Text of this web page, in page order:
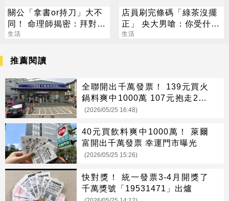
關公「拿書or持刀」大不
同！ 命理師揭密：拜對大
加分、拜錯恐虧本
生活
店員刷完條碼「綠茶沒擺
正」 央大男嗆：你受什麼
教育？
生活
推薦閱讀
全聯開出千萬發票！ 139元買火
鍋料爽中1000萬 107元抱走200
萬
(2026/05/25 16:48)
40元買飲料爽中1000萬！ 萊爾
富開出千萬發票 幸運門市曝光
(2026/05/25 15:26)
快對獎！ 統一發票3-4月開獎了
千萬獎號「19531471」出爐